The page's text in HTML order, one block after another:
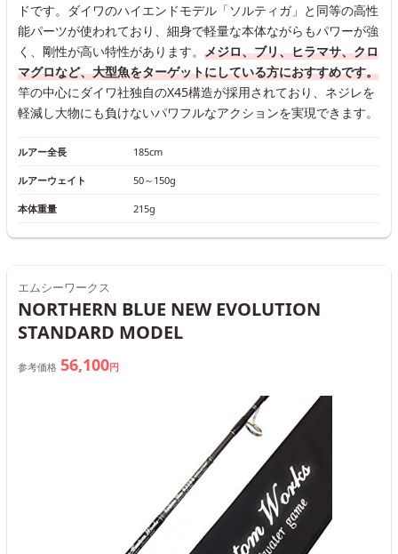
ドです。ダイワのハイエンドモデル「ソルティガ」と同等の高性
能パーツが使われており、細身で軽量な本体ながらもパワーが強
く、剛性が高い特性があります。 メジロ、ブリ、ヒラマサ、クロ
マグロなど、大型魚をターゲットにしている方におすすめです。
竿の中心にダイワ社独自のX45構造が採用されており、ネジレを
軽減し大物にも負けないパワフルなアクションを実現できます。
ルアー全長 185cm
ルアーウェイト 50～150g
本体重量 215g
エムシーワークス
NORTHERN BLUE NEW EVOLUTION
STANDARD MODEL
参考価格 56,100円